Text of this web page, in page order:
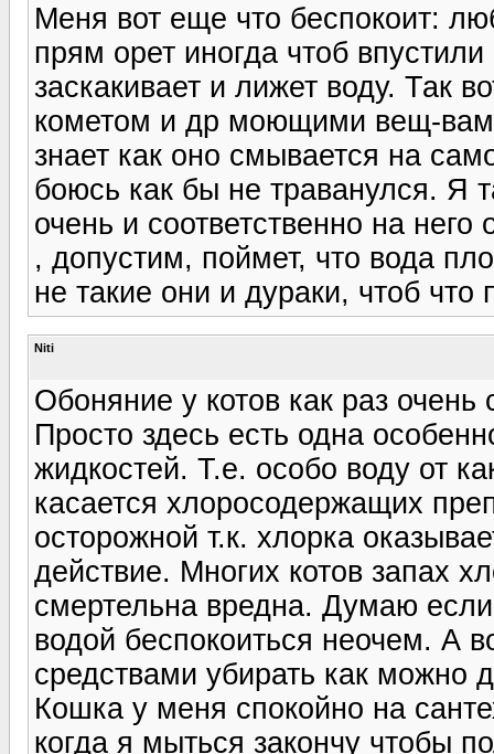
Меня вот еще что беспокоит:
прям орет иногда чтоб
заскакивает и лижет воду. Так
кометом и др моющими вещ-
знает как оно смывается на
боюсь как бы не траванулся. Я
очень и соответственно на него
, допустим, поймет, что вода
не такие они и дураки, чтоб что
Niti
Обоняние у котов как раз
Просто здесь есть одна
жидкостей. Т.е. особо воду от
касается хлоросодержащих
осторожной т.к. хлорка
действие. Многих котов запах
смертельна вредна. Думаю
водой беспокоиться неочем. А
средствами убирать как можно
Кошка у меня спокойно на
когда я мыться закончу чтобы